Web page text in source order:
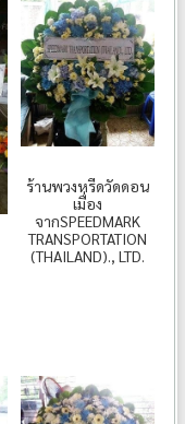
ร้านพวงหรีดวัดดอน
เมื่อง
จากSPEEDMARK
TRANSPORTATION
(THAILAND)., LTD.